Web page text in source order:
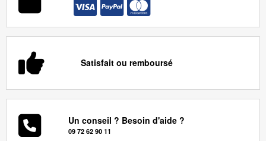
Satisfait ou remboursé
Un conseil ? Besoin d'aide ?
09 72 62 90 11